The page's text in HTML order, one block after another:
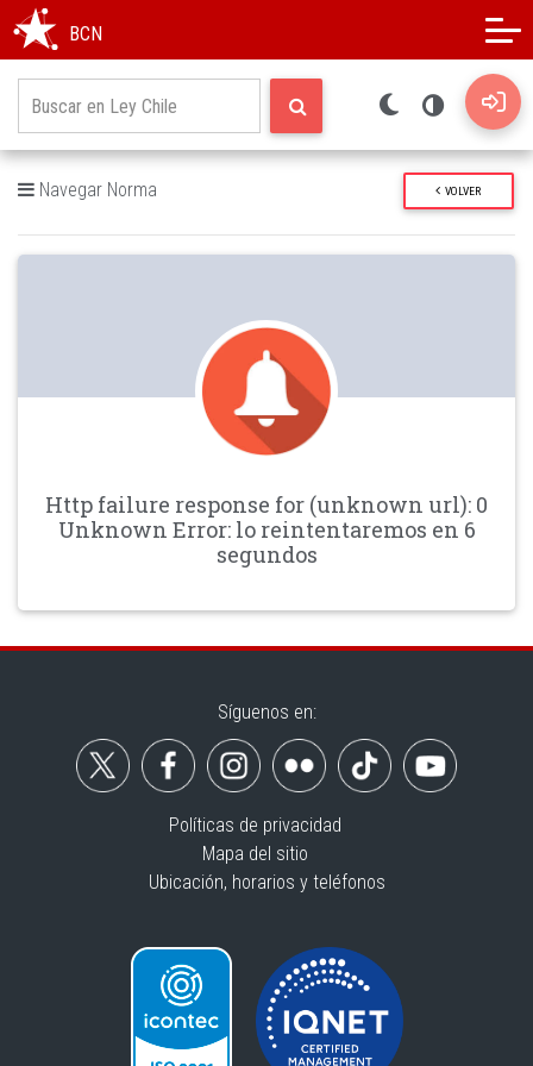
BCN
Navegar Norma VOLVER
Http failure response for (unknown url): 0
Unknown Error: lo reintentaremos en 6
segundos
Síguenos en:
Políticas de privacidad
Mapa del sitio
Ubicación, horarios y teléfonos